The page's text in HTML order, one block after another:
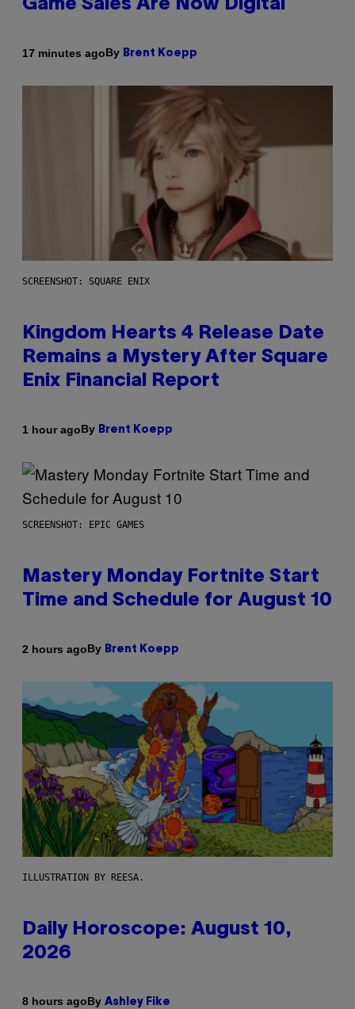
Game Sales Are Now Digital
17 minutes agoBy Brent Koepp
SCREENSHOT: SQUARE ENIX
Kingdom Hearts 4 Release Date
Remains a Mystery After Square
Enix Financial Report
1 hour agoBy Brent Koepp
SCREENSHOT: EPIC GAMES
Mastery Monday Fortnite Start
Time and Schedule for August 10
2 hours agoBy Brent Koepp
ILLUSTRATION BY REESA.
Daily Horoscope: August 10,
2026
8 hours agoBy Ashley Fike